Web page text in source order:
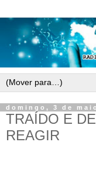
domingo, 3 de
TRAÍDO E
REAGIR